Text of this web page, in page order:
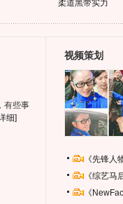
柔道黑带实力
有些事
细]
视频策划
《先锋
《综艺
《